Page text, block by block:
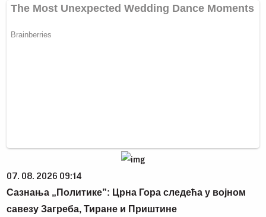
07. 08. 2026 09:14
Сазнања „Политике”: Црна Гора следећа у војном
савезу Загреба, Тиране и Приштине